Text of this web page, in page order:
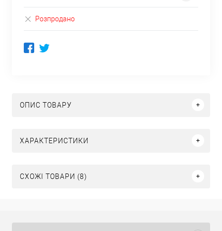
Розпродано
ОПИС ТОВАРУ
ХАРАКТЕРИСТИКИ
СХОЖІ ТОВАРИ (8)